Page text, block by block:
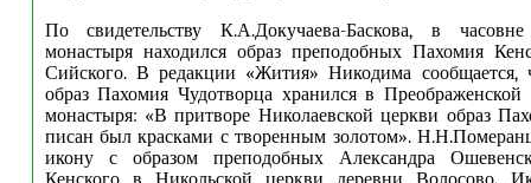
По свидетельству К.А.Докучаева-Баскова, в
монастыря находился образ преподобных Пахомия
Сийского. В редакции «Жития» Никодима
образ Пахомия Чудотворца хранился в Преображенской
монастыря: «В притворе Николаевской церкви образ
писан был красками с творенным золотом».
икону с образом преподобных Александра